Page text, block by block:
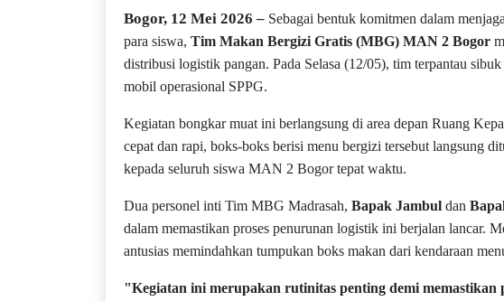
Bogor, 12 Mei 2026 – Sebagai bentuk komitmen dalam
para siswa, Tim Makan Bergizi Gratis (MBG) MAN 2 Bogor
distribusi logistik pangan. Pada Selasa (12/05), tim terpantau
mobil operasional SPPG.
Kegiatan bongkar muat ini berlangsung di area depan Ruang
cepat dan rapi, boks-boks berisi menu bergizi tersebut langsung
kepada seluruh siswa MAN 2 Bogor tepat waktu.
Dua personel inti Tim MBG Madrasah, Bapak Jambul dan
dalam memastikan proses penurunan logistik ini berjalan lancar.
antusias memindahkan tumpukan boks makan dari kendaraan
"Kegiatan ini merupakan rutinitas penting demi memastikan